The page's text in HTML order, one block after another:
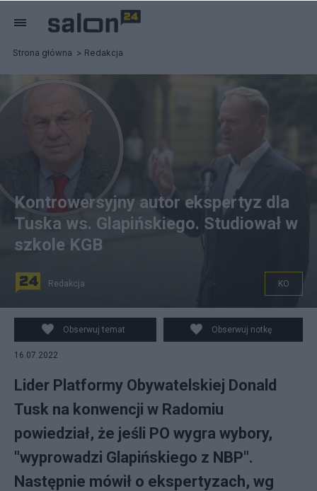
Strona główna Redakcja
Donald Tusk jako eksperta ws. szefa NBP wziął
profesora z komunistyczną przeszłością, fot.
Twitter/Canva
Kontrowersyjny autor ekspertyz dla
Tuska ws. Glapińskiego. Studiował w
szkole KGB
Redakcja KO
Obserwuj temat Obserwuj notkę
16.07.2022
Lider Platformy Obywatelskiej Donald
Tusk na konwencji w Radomiu
powiedział, że jeśli PO wygra wybory,
"wyprowadzi Glapińskiego z NBP".
Następnie mówił o ekspertyzach, wg